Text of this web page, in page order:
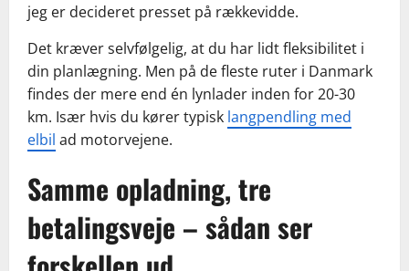
jeg er decideret presset på rækkevidde.
Det kræver selvfølgelig, at du har lidt fleksibilitet i
din planlægning. Men på de fleste ruter i Danmark
findes der mere end én lynlader inden for 20-30
km. Især hvis du kører typisk langpendling med
elbil ad motorvejene.
Samme opladning, tre
betalingsveje – sådan ser